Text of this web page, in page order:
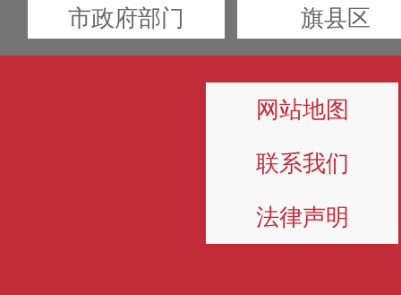
市政府部门 旗县区
网站地图
联系我们
法律声明